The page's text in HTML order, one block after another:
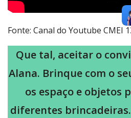
Fonte: Canal do Youtube CMEI
Que tal, aceitar o
Alana. Brinque com o
os espaço e objetos
diferentes